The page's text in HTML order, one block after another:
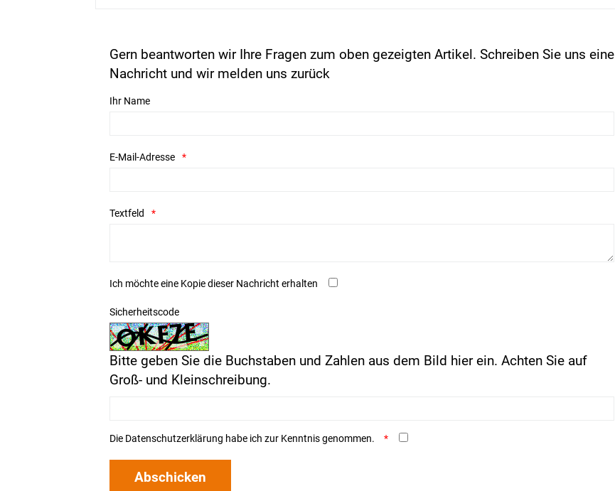
Gern beantworten wir Ihre Fragen zum oben gezeigten Artikel. Schreiben Sie uns eine
Nachricht und wir melden uns zurück
Ihr Name
E-Mail-Adresse
Textfeld
Ich möchte eine Kopie dieser Nachricht erhalten
Sicherheitscode
Bitte geben Sie die Buchstaben und Zahlen aus dem Bild hier ein. Achten Sie auf
Groß- und Kleinschreibung.
Die Datenschutzerklärung habe ich zur Kenntnis genommen.
Abschicken